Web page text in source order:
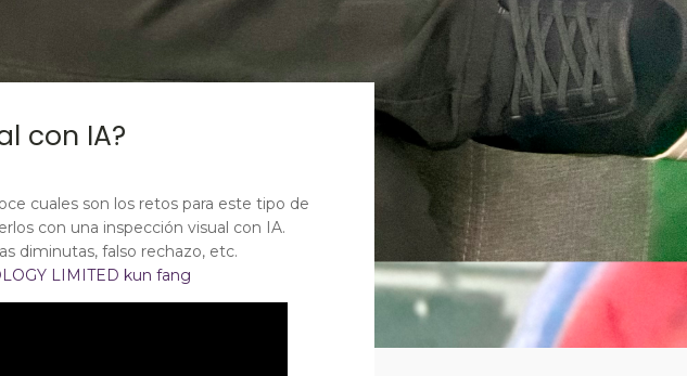
con IA?
cuales son los retos para este tipo de
con una inspección visual con IA.
diminutas, falso rechazo, etc.
LIMITED kun fang